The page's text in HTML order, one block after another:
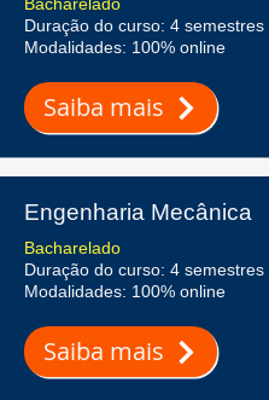
Duração do curso: 4 semestres
Modalidades: 100% online
Saiba mais
Engenharia Mecânica
Bacharelado
Duração do curso: 4 semestres
Modalidades: 100% online
Saiba mais